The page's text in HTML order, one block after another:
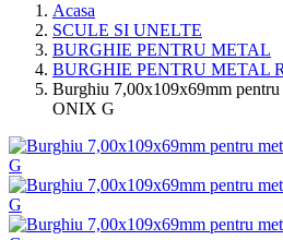
Acasa
SCULE SI UNELTE
BURGHIE PENTRU METAL
BURGHIE PENTRU METAL
Burghiu 7,00x109x69mm
ONIX G